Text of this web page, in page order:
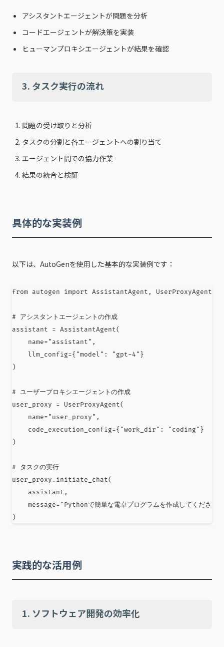
アシスタントエージェントが問題を分析
コードエージェントが解決策を実装
ヒューマンプロキシエージェントが結果を確認
3. タスク実行の流れ
問題の受け取りと分析
タスクの分割と各エージェントへの割り当て
エージェント間での協力作業
結果の統合と検証
具体的な実装例
以下は、AutoGenを使用した基本的な実装例です：
from autogen import AssistantAgent , UserProxyAgent
# アシスタントエージェントの作成
assistant = AssistantAgent(
    name
="assistant" ,
    llm_config
={ "model" : "gpt-4" }
)
# ユーザープロキシエージェントの作成
user_proxy = UserProxyAgent(
    name
="user_proxy" ,
    code_execution_config
={ "work_dir" : "coding" }
)
# タスクの実行
user_proxy. initiate_chat(
    assistant
,
    message
="Pythonで簡単な電卓プログラムを作成してください"
)
実践的な活用例
1. ソフトウェア開発の効率化